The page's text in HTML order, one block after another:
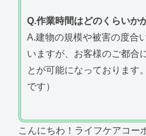
Q.作業時間はどのくらいか
A.建物の規模や被害の度合
いますが、お客様のご都合
とが可能になっております
です）
こんにちわ！ライフケアコー